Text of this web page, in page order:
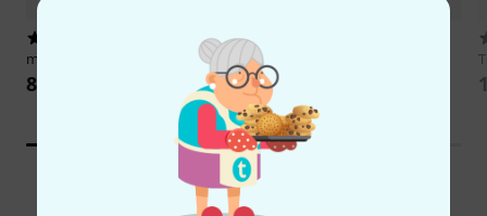
music2me
8,90 €
Cabot Books Publishing
Bouzouki Chord Bible
19,90 €